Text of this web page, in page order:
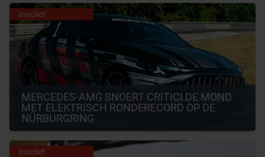
Insoliet
MERCEDES-AMG SNOERT CRITICI DE MOND
MET ELEKTRISCH RONDERECORD OP DE
NÜRBURGRING
Insoliet